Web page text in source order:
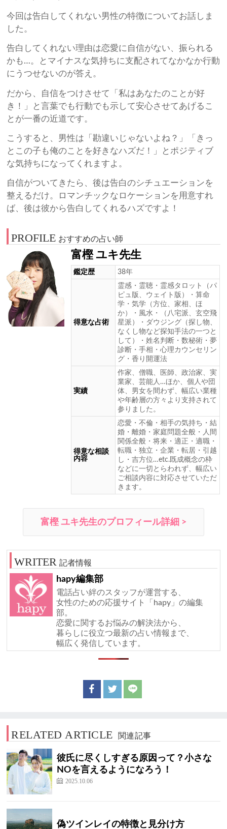
今回は告白してくれない男性の特徴についてお話しま
した。
告白してくれない理由は恋愛に自信がない、振られる
かも…。とマイナスな気持ちに支配されてなかなか行動
にうつせないのが答え。
だから、自信をつけさせて「私はあなたのことが好
き！」と言葉でも行動でも示して安心させてあげるこ
とが一番の近道です。
こうすると、男性は「勘違いじゃないよね？」「きっ
とこの子も俺のことを好きなハズだ！」とポジティブ
な気持ちになってくれますよ。
自信がついてきたら、後は告白のシチュエーションを
整えるだけ。ロマンチックなロケーションを用意すれ
ば、後は彼から告白してくれるハズですよ！
PROFILE おすすめの占い師
富樫 ユキ先生
鑑定歴 38年
得意な占術
霊感・霊聴・霊感タロット（パ
ピュ版、ウェイト版）・算命
学・気学（方位、家相、ほ
か）・風水・（八宅派、玄空飛
星派）・ダウジング（探し物、
なくし物など探知手法の一つと
して）・姓名判断・数秘術・夢
診断・手相・心理カウンセリン
グ・香り開運法
実績
作家、僧職、医師、政治家、実
業家、芸能人…ほか、個人や団
体、男女を間わず、幅広い業種
や年齢層の方々より支持されて
参りました。
得意な相談
内容
恋愛・不倫・相手の気持ち・結
婚・離婚・家庭問題全般・人間
関係全般・将来・適正・適職・
転職・独立・企業・転居・引越
し・吉方位…etc.既成概念の枠
などに一切とらわれず、幅広い
ご相談内容に対応させていただ
きます。
富樫 ユキ先生のプロフィール詳細 >
記者情報
hapy編集部
電話占い絆のスタッフが運営する、
女性のための応援サイト「hapy」の編集
部。
恋愛に関するお悩みの解決法から、
暮らしに役立つ最新の占い情報まで、
幅広く発信しています。
RELATED ARTICLE 関連記事
彼氏に尽くしすぎる原因って？小さな
NOを言えるようになろう！
2025.10.06
偽ツインレイの特徴と見分け方